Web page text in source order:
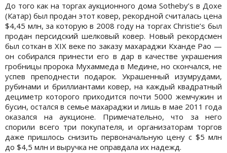
До того как на торгах аукционного дома Sotheby’s в Дохе
(Катар) был продан этот ковер, рекордной считалась цена
$4,45 млн, за которую в 2008 году на торгах Christie’s был
продан персидский шелковый ковер. Новый рекордсмен
был соткан в XIX веке по заказу махараджи Кханде Рао —
он собирался принести его в дар в качестве украшения
гробницы пророка Мухаммеда в Медине, но скончался, не
успев преподнести подарок. Украшенный изумрудами,
рубинами и бриллиантами ковер, на каждый квадратный
дециметр которого приходится почти 5000 жемчужин и
бусин, остался в семье махараджи и лишь в мае 2011 года
оказался на аукционе. Примечательно, что за него
спорили всего три покупателя, и организаторам торгов
даже пришлось снизить первоначальную цену с $5 млн
до $4,5 млн и выручка не оправдала их надежд.